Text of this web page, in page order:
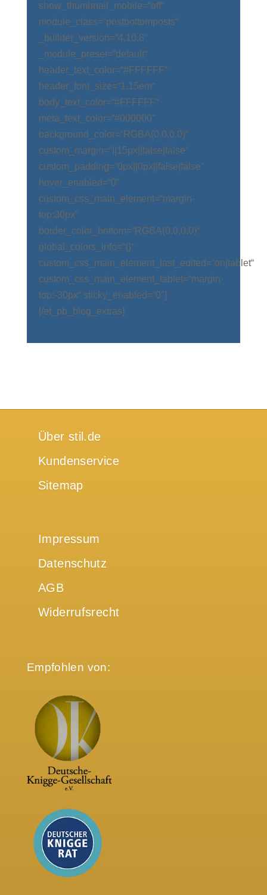
show_thumbnail_mobile=“off“
module_class=“postbottomposts“
_builder_version=“4.10.8″
_module_preset=“default“
header_text_color=“#FFFFFF“
header_font_size=“1.15em“
body_text_color=“#FFFFFF“
meta_text_color=“#000000″
background_color=“RGBA(0,0,0,0)“
custom_margin=“||15px||false|false“
custom_padding=“0px||0px||false|false“
hover_enabled=“0″
custom_css_main_element=“margin-
top:30px“
border_color_bottom=“RGBA(0,0,0,0)“
global_colors_info=“{}“
custom_css_main_element_last_edited=“on|tablet“
custom_css_main_element_tablet=“margin-
top:-30px“ sticky_enabled=“0″]
[/et_pb_blog_extras]
Über stil.de
Kundenservice
Sitemap
Impressum
Datenschutz
AGB
Widerrufsrecht
Empfohlen von: